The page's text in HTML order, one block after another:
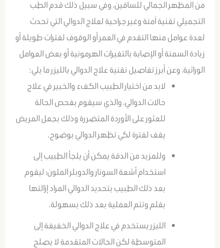
من المظهر الجمالي للساقين، وفي سبيل ذلك قدم الطب
التجميلي تقنية آمنة وغير جراحية لعلاج الدوالي التي تحدث
لعدة عوامل منها التقدم في العمر أو الوقوف لفترات طويلة أو
زيادة السمنة أو الإصابة بالتغيرات الهرمونية أو بعض العوامل
الوراثية، وعن أبرز تفاصيل نقنية علاج الدوالي بالليزر ما يلي:
لابد من اختيار الطبيب الكفء والخبير في علاج
حالات الدوالي، والذي سيقوم بفحص الحالة
للعثور على الأوردة المتضررة وذلك بجعل المريض
يقف لفترة لكي تظهر الدوالي بوضوح.
وللمزيد من الدقة يمكن أن يلجأ الطبيب إلى
استخدام أشعة السونار والدوبلر الملون؛ ليقوم
بعد ذلك الطبيب بتحديد الدوالي المراد إزالتها
بقلم وتتم العملية بعد ذلك بسهولة.
الليزر يستخدم في علاج الدوالي الخفيفة إلى
المتوسطة لكن الحالات المتقدمة لا يصلح